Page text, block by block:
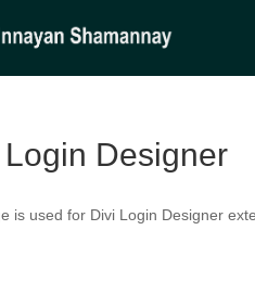
Designer
is used for Divi Login Designer